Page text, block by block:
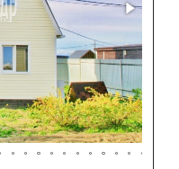
заявку